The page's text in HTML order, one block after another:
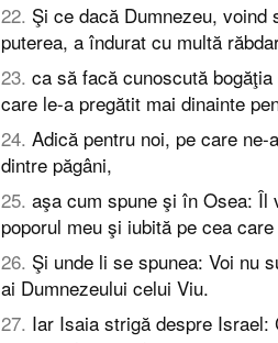
22. Şi ce dacă Dumnezeu,
puterea, a îndurat cu multă
23. ca să facă cunoscută
care le-a pregătit mai dinainte
24. Adică pentru noi, pe care
dintre păgâni,
25. aşa cum spune şi în Osea: Îl
poporul meu şi iubită pe cea
26. Şi unde li se spunea: Voi nu
ai Dumnezeului celui Viu.
27. Iar Isaia strigă despre